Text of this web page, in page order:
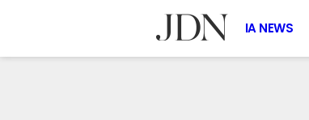
IA NEWS